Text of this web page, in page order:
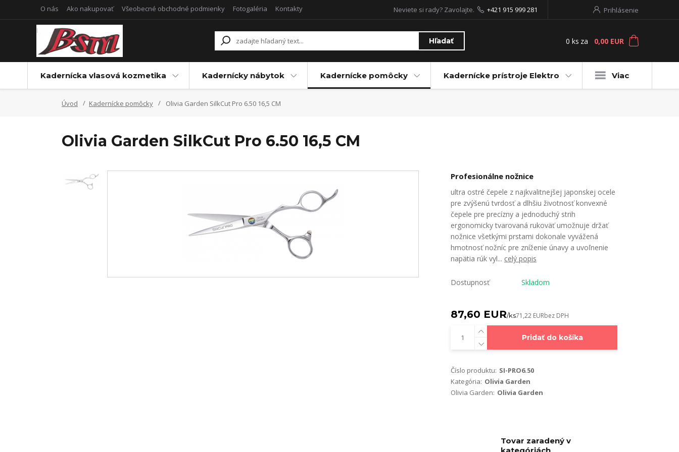
O nás Ako nakupovať Všeobecné obchodné podmienky Fotogaléria Kontakty Prihlásenie
Hľadať
Neviete si rady? Zavolajte. +421 915 999 281
0 ks za 0,00 EUR
Kadernícka vlasová kozmetika Kadernícky nábytok Kadernícke pomôcky Kadernícke prístroje Elektro Viac
Úvod Kadernícke pomôcky Olivia Garden SilkCut Pro 6.50 16,5 CM
Olivia Garden SilkCut Pro 6.50 16,5 CM
Profesionálne nožnice
ultra ostré čepele z najkvalitnejšej japonskej ocele
pre zvýšenú tvrdosť a dlhšiu životnosť konvexné
čepele pre precízny a jednoduchý strih
ergonomicky tvarovaná rukoväť umožnuje držať
nožnice všetkými prstami dokonale vyvážená
hmotnosť nožníc pre zníženie únavy a uvoľnenie
napätia rúk vyl... celý popis
Dostupnosť Skladom
87,60 EUR/ks71,22 EURbez DPH
Pridať do košíka
Číslo produktu: SI-PRO6.50
Kategória: Olivia Garden
Olivia Garden: Olivia Garden
Tovar zaradený v